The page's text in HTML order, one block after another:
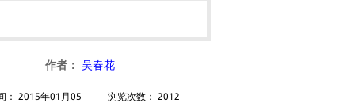
作者： 吴春花
浏览次数： 2012
： 2015年01月05